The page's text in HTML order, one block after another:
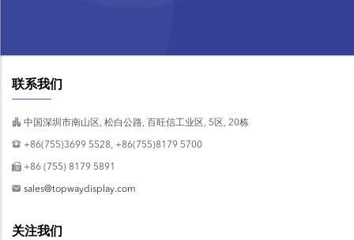
联系我们
中国深圳市南山区, 松白公路, 百旺信工业区, 5区, 20栋
+86(755)3699 5528, +86(755)8179 5700
+86 (755) 8179 5891
sales@topwaydisplay.com
关注我们